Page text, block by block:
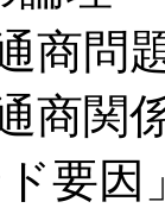
題
の
」